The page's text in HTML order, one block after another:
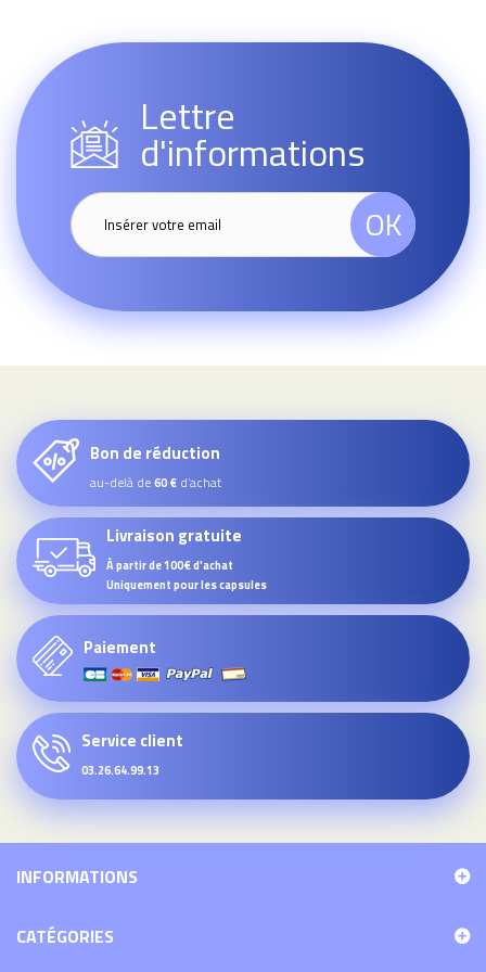
Lettre
d'informations
OK
Bon de réduction
au-delà de60 € d’achat
Livraison gratuite
À partir de 100€ d'achat
Uniquement pour les capsules
Paiement
Service client
03.26.64.99.13
INFORMATIONS
CATÉGORIES